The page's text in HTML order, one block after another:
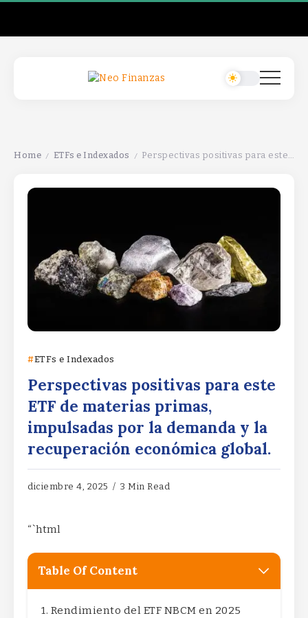
Home / ETFs e Indexados / Perspectivas positivas para este ETF de materias primas, impulsadas por la demanda y la recuperación económica global.
ETFs e Indexados
Perspectivas positivas para este
ETF de materias primas,
impulsadas por la demanda y la
recuperación económica global.
diciembre 4, 2025 3 Min Read
“`html
Table Of Content
Rendimiento del ETF NBCM en 2025